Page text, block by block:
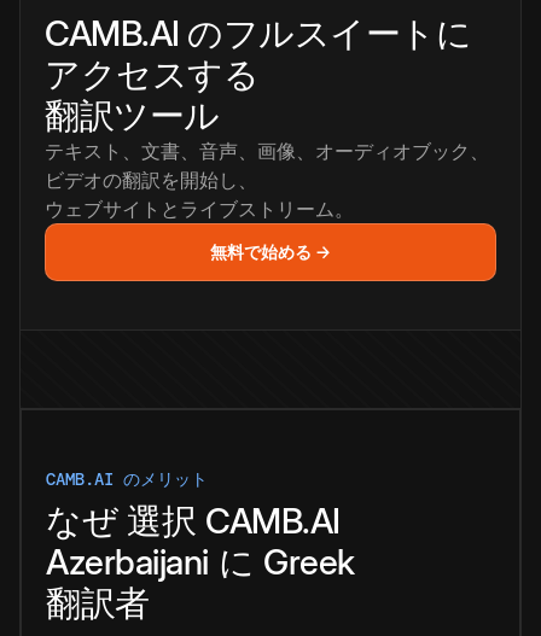
CAMB.AI のフルスイートに
アクセスする
翻訳ツール
テキスト、文書、音声、画像、オーディオブック、
ビデオの翻訳を開始し、
ウェブサイトとライブストリーム。
無料で始める →
CAMB.AI のメリット
なぜ 選択 CAMB.AI
Azerbaijani に Greek
翻訳者